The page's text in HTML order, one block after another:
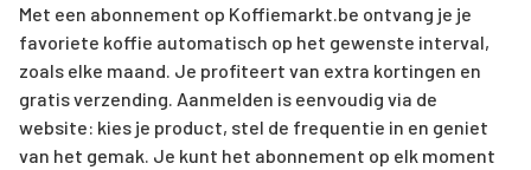
Met een abonnement op Koffiemarkt.be ontvang je je
favoriete koffie automatisch op het gewenste interval,
zoals elke maand. Je profiteert van extra kortingen en
gratis verzending. Aanmelden is eenvoudig via de
website: kies je product, stel de frequentie in en geniet
van het gemak. Je kunt het abonnement op elk moment